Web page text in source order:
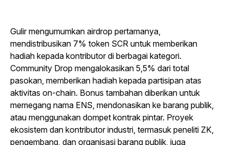
Gulir mengumumkan airdrop pertamanya,
mendistribusikan 7% token SCR untuk memberikan
hadiah kepada kontributor di berbagai kategori.
Community Drop mengalokasikan 5,5% dari total
pasokan, memberikan hadiah kepada partisipan atas
aktivitas on-chain. Bonus tambahan diberikan untuk
memegang nama ENS, mendonasikan ke barang publik,
atau menggunakan dompet kontrak pintar. Proyek
ekosistem dan kontributor industri, termasuk peneliti ZK,
pengembang, dan organisasi barang publik, juga